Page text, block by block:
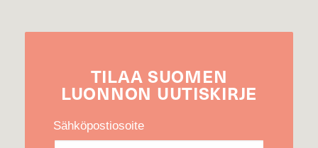
TILAA SUOMEN
LUONNON UUTIS­KIRJE
Sähköpostiosoite